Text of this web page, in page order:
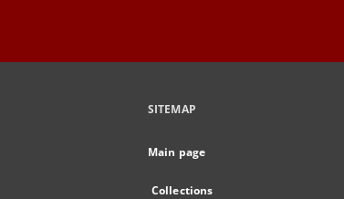
SITEMAP
Main page
Collections